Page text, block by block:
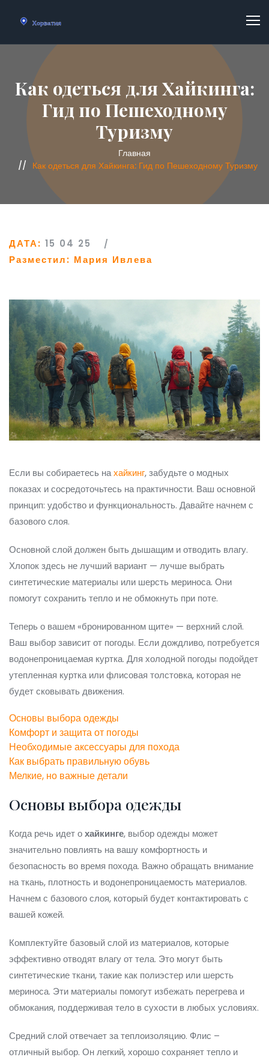
Как одеться для Хайкинга:
Гид по Пешеходному
Туризму
Главная
Как одеться для Хайкинга: Гид по Пешеходному Туризму
ДАТА: 15 04 25
Разместил: Мария Ивлева
Если вы собираетесь нахайкинг, забудьте о модных
показах и сосредоточьтесь на практичности. Ваш основной
принцип: удобство и функциональность. Давайте начнем с
базового слоя.
Основной слой должен быть дышащим и отводить влагу.
Хлопок здесь не лучший вариант — лучше выбрать
синтетические материалы или шерсть мериноса. Они
помогут сохранить тепло и не обмокнуть при поте.
Теперь о вашем «бронированном щите» — верхний слой.
Ваш выбор зависит от погоды. Если дождливо, потребуется
водонепроницаемая куртка. Для холодной погоды подойдет
утепленная куртка или флисовая толстовка, которая не
будет сковывать движения.
Основы выбора одежды
Комфорт и защита от погоды
Необходимые аксессуары для похода
Как выбрать правильную обувь
Мелкие, но важные детали
Основы выбора одежды
Когда речь идет охайкинге, выбор одежды может
значительно повлиять на вашу комфортность и
безопасность во время похода. Важно обращать внимание
на ткань, плотность и водонепроницаемость материалов.
Начнем с базового слоя, который будет контактировать с
вашей кожей.
Комплектуйте базовый слой из материалов, которые
эффективно отводят влагу от тела. Это могут быть
синтетические ткани, такие как полиэстер или шерсть
мериноса. Эти материалы помогут избежать перегрева и
обмокания, поддерживая тело в сухости в любых условиях.
Средний слой отвечает за теплоизоляцию. Флис –
отличный выбор. Он легкий, хорошо сохраняет тепло и